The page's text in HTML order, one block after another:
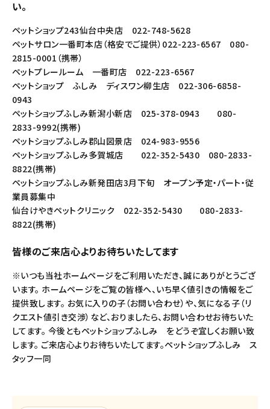
い。
ペットショップ243仙台中央店 022-748-5628
ペットサロン一番町本店（格安でご提供）022-223-6567 080-
2815-0001（携帯）
ペットプレールーム 一番町店 022-223-6567
ペットショップ ふしみ ディスワン柳生店 022-306-6858-
0943
ペットショップふしみ新潟小新店 025-378-0943 080-
2833-9992(携帯)
ペットショップふしみ郡山図景店 024-983-9556
ペットショップふしみ多賀城店 022-352-5430 080-2833-
8822(携帯)
ペットショップふしみ新発田店3月下旬 オープン予定・パート・従
業員募集中
仙台けやきペットクリニック 022-352-5430 080-2833-
8822(携帯)
皆様のご来店心よりお待ちいたしてます
※いつも当社ホームページをご利用いただき、誠にありがとうござ
います。 ホームページをご覧の皆様へ、いち早く値引きの情報をご
提供致します。 お気に入りの子（お問い合わせ）や、気になる子（リ
クエスト値引き交渉）など、おりましたら、お問い合わせお待ちいた
してます。 今後ともペットショップふしみ をどうぞ宜しくお願い致
します。 ご来店心よりお待ちいたしてます。ペットショップふしみ ス
タッフ一同